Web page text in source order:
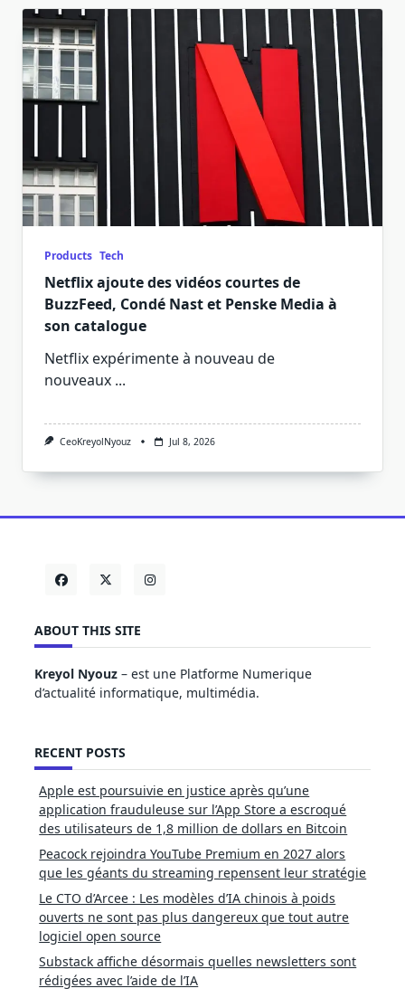
Products Tech
Netflix ajoute des vidéos courtes de
BuzzFeed, Condé Nast et Penske Media à
son catalogue
Netflix expérimente à nouveau de
nouveaux ...
CeoKreyolNyouz Jul 8, 2026
ABOUT THIS SITE
Kreyol Nyouz – est une Platforme Numerique
d’actualité informatique, multimédia.
RECENT POSTS
Apple est poursuivie en justice après qu’une
application frauduleuse sur l’App Store a escroqué
des utilisateurs de 1,8 million de dollars en Bitcoin
Peacock rejoindra YouTube Premium en 2027 alors
que les géants du streaming repensent leur stratégie
Le CTO d’Arcee : Les modèles d’IA chinois à poids
ouverts ne sont pas plus dangereux que tout autre
logiciel open source
Substack affiche désormais quelles newsletters sont
rédigées avec l’aide de l’IA